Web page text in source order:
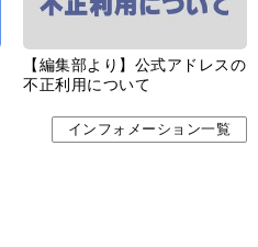
【編集部より】公式アドレスの
不正利用について
インフォメーション一覧